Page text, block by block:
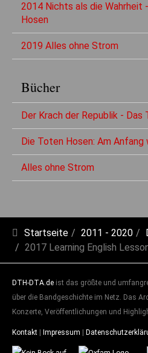
2014 Nichts als die Wahrheit
Hosen
2019 Alles ohne Strom
Bücher
Der Krach der Republik - Das
Die Toten Hosen: Am Anfang
Alles ohne Strom
Startseite 2011 - 2020
2017 Learning English
DTH-DTA.de ist das größte und
über die Bandgeschichte im Netz. Das
Konzerte, Veröffentlichungen und
Kontakt Impressum